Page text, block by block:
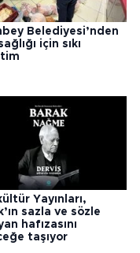
Belediyesi’nden
için sıkı
Yayınları,
sazla ve sözle
hafızasını
taşıyor